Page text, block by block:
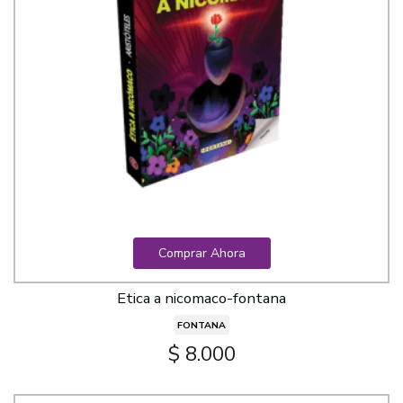
Comprar Ahora
Etica a nicomaco-fontana
FONTANA
$ 8.000